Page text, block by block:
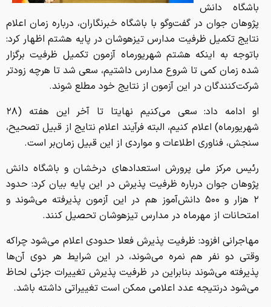
باشگاه دانش
پژوهان جوان در گفت‌وگو با باشگاه خبرنگاران، درباره زمان اعلام
نتایج تکمیل ظرفیت مدارس تیزهوشان در پایه هشتم اظهار کرد:
باتوجه به اینکه هشتم شهریورماه آزمون تکمیل ظرفیت برگزار
شده زمان کمی تا شروع مدارس داشتیم، سعی شد تا هرچه زودتر
شرکت‌کنندگان در این آزمون از نتایج خود مطلع شوند.
او ادامه داد: سعی می‌کنیم نهایتا تا آخر این هفته (۲۸
شهریورماه) اعلام کنیم، البته فرآیند اعلام نتایج از قبیل تصحیح،
سنجش، فناوری اطلاعات و مواردی از این قبیل زمان‌بر است.
رئیس مرکز ملی پرورش استعداد‌های درخشان و باشگاه دانش
پژوهان جوان درباره ظرفیت پذیرش در این پایه بیان کرد: حدود
۲ هزار و ۵۰۰ دانش‌آموز هم در این آزمون پذیرفته می‌شوند و
امتحانات از مهرماه در مدارس تیزهوشان تحصیل کنند.
مهاجرانی افزود: ظرفیت پذیرش فعلا حدودی اعلام می‌شود چراکه
وقتی دو نفر هم نمره می‌شوند، در این شرایط هر دوی آن‌ها
پذیرفته می‌شوند بنابراین در ظرفیت پذیرش تغییرات جزئی لحاظ
می‌شود درنتیجه عدد اعلامی ممکن است تغییراتی داشته باشد.